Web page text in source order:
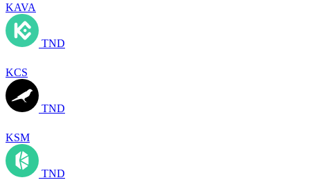
KAVA
TND
KCS
TND
KSM
TND